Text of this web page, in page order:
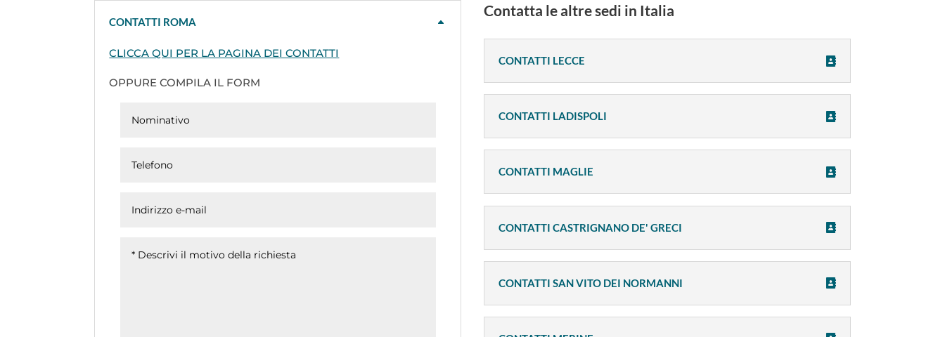
CONTATTI ROMA
CLICCA QUI PER LA PAGINA DEI CONTATTI
OPPURE COMPILA IL FORM
Contatta le altre sedi in Italia
CONTATTI LECCE
CONTATTI LADISPOLI
CONTATTI MAGLIE
CONTATTI CASTRIGNANO DE' GRECI
CONTATTI SAN VITO DEI NORMANNI